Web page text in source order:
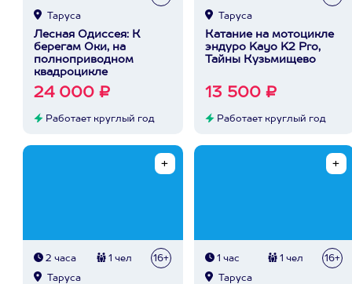
Таруса
Лесная Одиссея: К
берегам Оки, на
полноприводном
квадроцикле
24 000 ₽
Работает круглый год
Таруса
Катание на мотоцикле
эндуро Kayo K2 Pro,
Тайны Кузьмищево
13 500 ₽
Работает круглый год
2 часа 1 чел 16+
Таруса
1 час 1 чел 16+
Таруса